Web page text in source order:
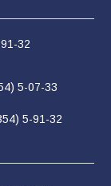
это
32
5-07-33
5-91-32